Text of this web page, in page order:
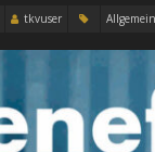
tkvuser Allgemein